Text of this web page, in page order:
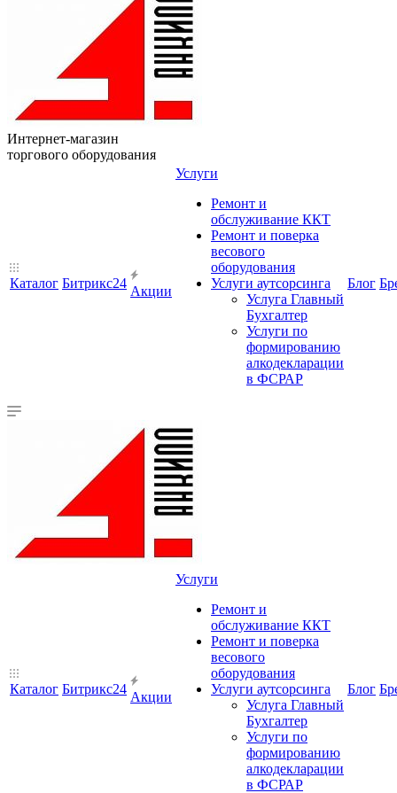
Интернет-магазин
торгового оборудования
Каталог Битрикс24
Акции
Услуги
Ремонт и
обслуживание ККТ
Ремонт и поверка
весового
оборудования
Услуги аутсорсинга
Услуга Главный
Бухгалтер
Услуги по
формированию
алкодекларации
в ФСРАР
Блог
Каталог Битрикс24
Акции
Услуги
Ремонт и
обслуживание ККТ
Ремонт и поверка
весового
оборудования
Услуги аутсорсинга
Услуга Главный
Бухгалтер
Услуги по
формированию
алкодекларации
в ФСРАР
Блог